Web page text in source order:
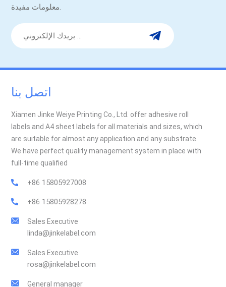
معلومات مفيدة.
اتصل بنا
Xiamen Jinke Weiye Printing Co., Ltd. offer adhesive roll
labels and A4 sheet labels for all materials and sizes, which
are suitable for almost any application and any substrate.
We have perfect quality management system in place with
full-time qualified
+86 15805927008
+86 15805928278
Sales Executive
linda@jinkelabel.com
Sales Executive
rosa@jinkelabel.com
General manager